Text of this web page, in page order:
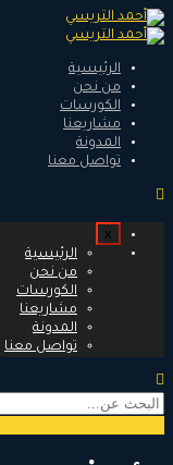
الرئيسية
من نحن
الكورسات
مشاريعنا
المدونة
تواصل معنا
x
الرئيسية
من نحن
الكورسات
مشاريعنا
المدونة
تواصل معنا
البحث
عن: